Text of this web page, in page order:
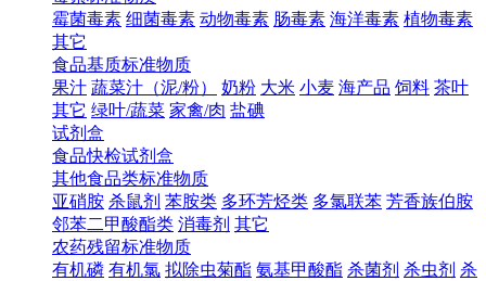
霉菌毒素 细菌毒素 动物毒素 肠毒素 海洋毒素 植物毒素
其它
食品基质标准物质
果汁 蔬菜汁（泥/粉） 奶粉 大米 小麦 海产品 饲料 茶叶
其它 绿叶/蔬菜 家禽/肉 盐碘
试剂盒
食品快检试剂盒
其他食品类标准物质
亚硝胺 杀鼠剂 苯胺类 多环芳烃类 多氯联苯 芳香族伯胺
邻苯二甲酸酯类 消毒剂 其它
农药残留标准物质
有机磷 有机氯 拟除虫菊酯 氨基甲酸酯 杀菌剂 杀虫剂 杀